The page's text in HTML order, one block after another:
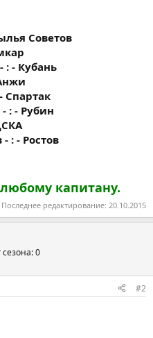
Советов
: - Кубань
Спартак
: - Рубин
: - Ростов
капитану.
Последнее редактирование: 20.10.2015
сезона: 0
#2